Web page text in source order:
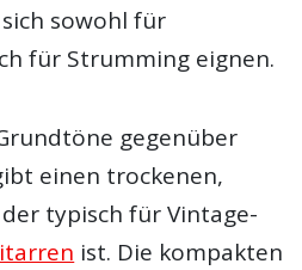
sowohl für
für Strumming eignen.
gegenüber
einen trockenen,
typisch für Vintage-
ist. Die kompakten